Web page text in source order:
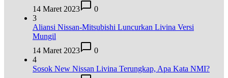
14 Maret 2023
0
3
Aliansi Nissan-Mitsubishi Luncurkan Livina Versi
Mungil
14 Maret 2023
0
4
Sosok New Nissan Livina Terungkap, Apa Kata NMI?